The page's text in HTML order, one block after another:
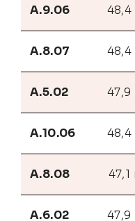
A.9.06 48,4
A.8.07 48,4
A.5.02 47,9
A.10.06 48,4
A.8.08 47,1
A.6.02 47,9